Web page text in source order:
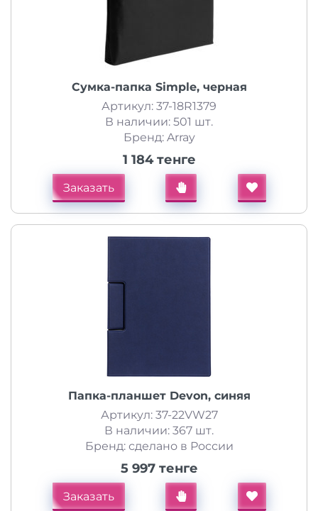
Сумка-папка Simple, черная
Артикул: 37-18R1379
В наличии: 501 шт.
Бренд: Array
1 184 тенге
Заказать
Папка-планшет Devon, синяя
Артикул: 37-22VW27
В наличии: 367 шт.
Бренд: сделано в России
5 997 тенге
Заказать